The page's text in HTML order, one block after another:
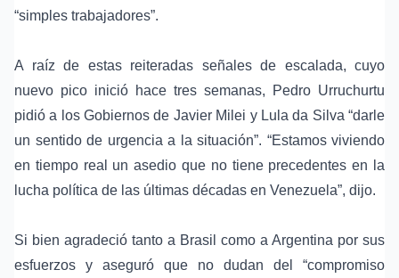
“simples trabajadores”.
A raíz de estas reiteradas señales de escalada, cuyo
nuevo pico inició hace tres semanas, Pedro Urruchurtu
pidió a los Gobiernos de Javier Milei y Lula da Silva “darle
un sentido de urgencia a la situación”. “Estamos viviendo
en tiempo real un asedio que no tiene precedentes en la
lucha política de las últimas décadas en Venezuela”, dijo.
Si bien agradeció tanto a Brasil como a Argentina por sus
esfuerzos y aseguró que no dudan del “compromiso